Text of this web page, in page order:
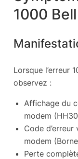
1000 Bell
Lorsque l’erreur
observez :
Affichage du
modem
Code
modem
Perte